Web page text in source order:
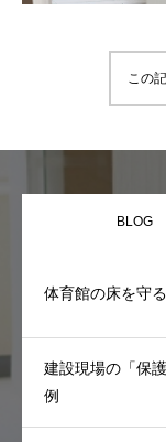
この
BLOG
体育館の床を守
建設現場の「保
例